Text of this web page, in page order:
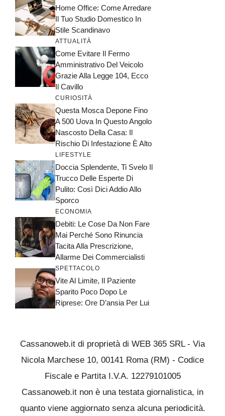
Home Office: Come Arredare
Il Tuo Studio Domestico In
Stile Scandinavo
ATTUALITÀ
Come Evitare Il Fermo
Amministrativo Del Veicolo
Grazie Alla Legge 104, Ecco
Il Cavillo
CURIOSITÀ
Questa Mosca Depone Fino
A 500 Uova In Questo Angolo
Nascosto Della Casa: Il
Rischio Di Infestazione È Alto
LIFESTYLE
Doccia Splendente, Ti Svelo Il
Trucco Delle Esperte Di
Pulito: Così Dici Addio Allo
Sporco
ECONOMIA
Debiti: Le Cose Da Non Fare
Mai Perché Sono Rinuncia
Tacita Alla Prescrizione,
Allarme Dei Commercialisti
SPETTACOLO
Vite Al Limite, Il Paziente
Sparito Poco Dopo Le
Riprese: Ore D’ansia Per Lui
Cassanoweb.it di proprietà di WEB 365 SRL - Via
Nicola Marchese 10, 00141 Roma (RM) - Codice
Fiscale e Partita I.V.A. 12279101005
Cassanoweb.it non è una testata giornalistica, in
quanto viene aggiornato senza alcuna periodicità.